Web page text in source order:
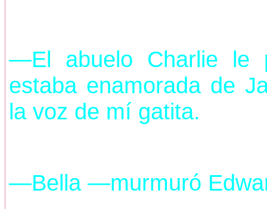
—El abuelo Charlie le
estaba enamorada de
la voz de mí gatita.
—Bella —murmuró